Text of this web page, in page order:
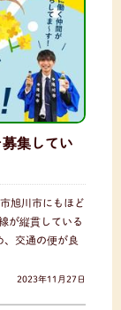
集してい
旭川市にもほど
が縦貫している
、交通の便が良
2023年11月27日